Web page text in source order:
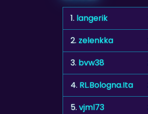
1. langerik
2.zelenkka
3. bvw38
4. RL.Bologna.Ita
5.vjml73